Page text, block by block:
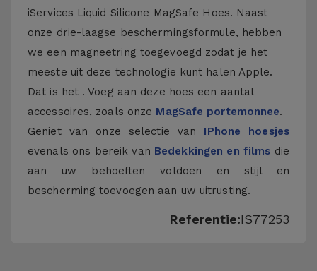
iServices Liquid Silicone MagSafe Hoes. Naast
onze drie-laagse beschermingsformule, hebben
we een magneetring toegevoegd zodat je het
meeste uit deze technologie kunt halen Apple.
Dat is het . Voeg aan deze hoes een aantal
accessoires, zoals onze MagSafe portemonnee.
Geniet van onze selectie van IPhone hoesjes
evenals ons bereik van Bedekkingen en films die
aan uw behoeften voldoen en stijl en
bescherming toevoegen aan uw uitrusting.
Referentie:IS77253